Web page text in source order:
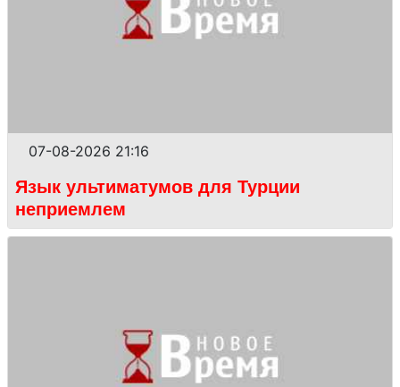
07-08-2026 21:16
Язык ультиматумов для Турции
неприемлем